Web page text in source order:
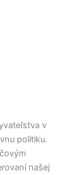
v
politiku.
našej